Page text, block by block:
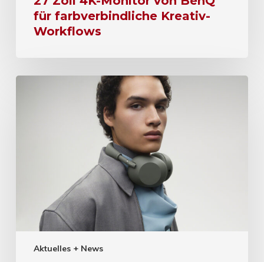
für farbverbindliche Kreativ-
Workflows
Aktuelles + News